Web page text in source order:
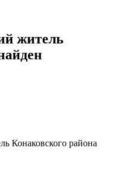
житель
Конаковского района